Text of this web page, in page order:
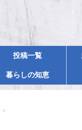
投稿一覧
暮らしの知恵
>